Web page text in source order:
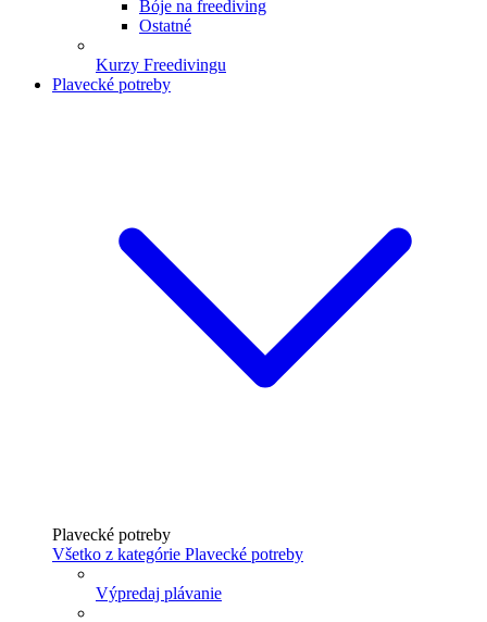
Bóje na freediving
Ostatné
Kurzy Freedivingu
Plavecké potreby
Plavecké potreby
Všetko z kategórie Plavecké potreby
Výpredaj plávanie